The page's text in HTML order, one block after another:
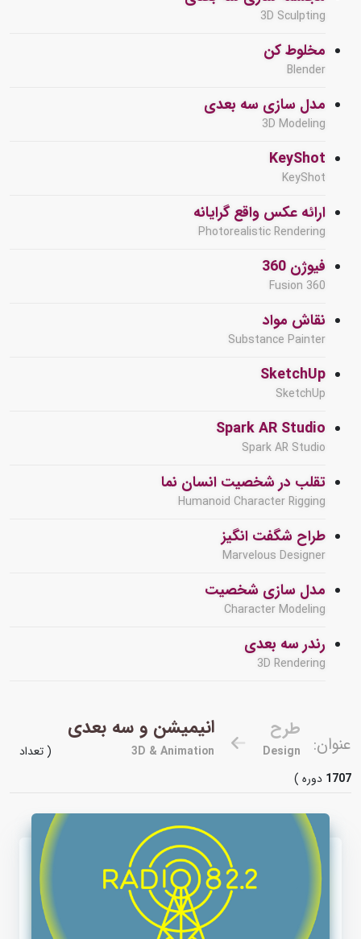
3D Sculpting
مخلوط کن
Blender
مدل سازی سه بعدی
3D Modeling
KeyShot
KeyShot
ارائه عکس واقع گرایانه
Photorealistic Rendering
فیوژن 360
Fusion 360
نقاش مواد
Substance Painter
SketchUp
SketchUp
Spark AR Studio
Spark AR Studio
تقلب در شخصیت انسان نما
Humanoid Character Rigging
طراح شگفت انگیز
Marvelous Designer
مدل سازی شخصیت
Character Modeling
رندر سه بعدی
3D Rendering
عنوان:
طرح
Design
انیمیشن و سه بعدی
3D & Animation
( تعداد
1707 دوره )